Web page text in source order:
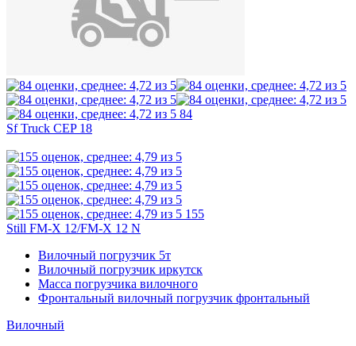
84
Sf Truck CEP 18
155
Still FM-X 12/FM-X 12 N
Вилочный погрузчик 5т
Вилочный погрузчик иркутск
Масса погрузчика вилочного
Фронтальный вилочный погрузчик фронтальный
Вилочный